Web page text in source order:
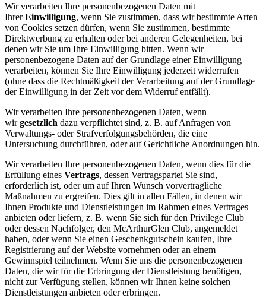
Wir verarbeiten Ihre personenbezogenen Daten mit
IhrerEinwilligung, wenn Sie zustimmen, dass wir bestimmte Arten
von Cookies setzen dürfen, wenn Sie zustimmen, bestimmte
Direktwerbung zu erhalten oder bei anderen Gelegenheiten, bei
denen wir Sie um Ihre Einwilligung bitten. Wenn wir
personenbezogene Daten auf der Grundlage einer Einwilligung
verarbeiten, können Sie Ihre Einwilligung jederzeit widerrufen
(ohne dass die Rechtmäßigkeit der Verarbeitung auf der Grundlage
der Einwilligung in der Zeit vor dem Widerruf entfällt).
Wir verarbeiten Ihre personenbezogenen Daten, wenn
wirgesetzlich dazu verpflichtet sind, z. B. auf Anfragen von
Verwaltungs- oder Strafverfolgungsbehörden, die eine
Untersuchung durchführen, oder auf Gerichtliche Anordnungen hin.
Wir verarbeiten Ihre personenbezogenen Daten, wenn dies für die
Erfüllung eines Vertrags, dessen Vertragspartei Sie sind,
erforderlich ist, oder um auf Ihren Wunsch vorvertragliche
Maßnahmen zu ergreifen. Dies gilt in allen Fällen, in denen wir
Ihnen Produkte und Dienstleistungen im Rahmen eines Vertrages
anbieten oder liefern, z. B. wenn Sie sich für den Privilege Club
oder dessen Nachfolger, den McArthurGlen Club, angemeldet
haben, oder wenn Sie einen Geschenkgutschein kaufen, Ihre
Registrierung auf der Website vornehmen oder an einem
Gewinnspiel teilnehmen. Wenn Sie uns die personenbezogenen
Daten, die wir für die Erbringung der Dienstleistung benötigen,
nicht zur Verfügung stellen, können wir Ihnen keine solchen
Dienstleistungen anbieten oder erbringen.